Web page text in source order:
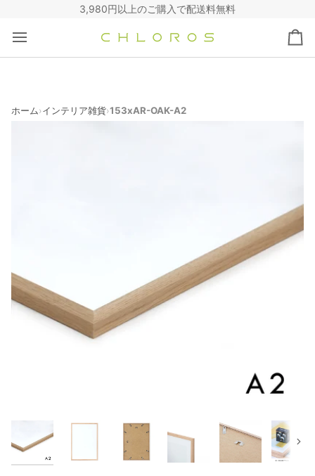
3,980円以上のご購入で配送料無料
カ
ー
ホーム›インテリア雑貨›153xAR-OAK-A2
次